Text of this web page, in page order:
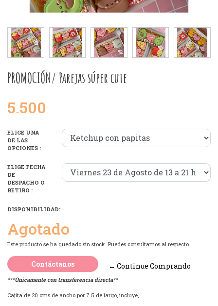
PROMOCIÓN/ Parejas súper cute
5.500
ELIGE UNA
DE LAS
OPCIONES :
ELIGE FECHA
DE
DESPACHO O
RETIRO :
DISPONIBILIDAD:
Agotado
Este producto se ha quedado sin stock. Puedes consultarnos al respecto.
Contáctanos ← Continue Comprando
***Únicamente con transferencia directa**
Cajita de 20 cms de ancho por 7.5 de largo, incluye,